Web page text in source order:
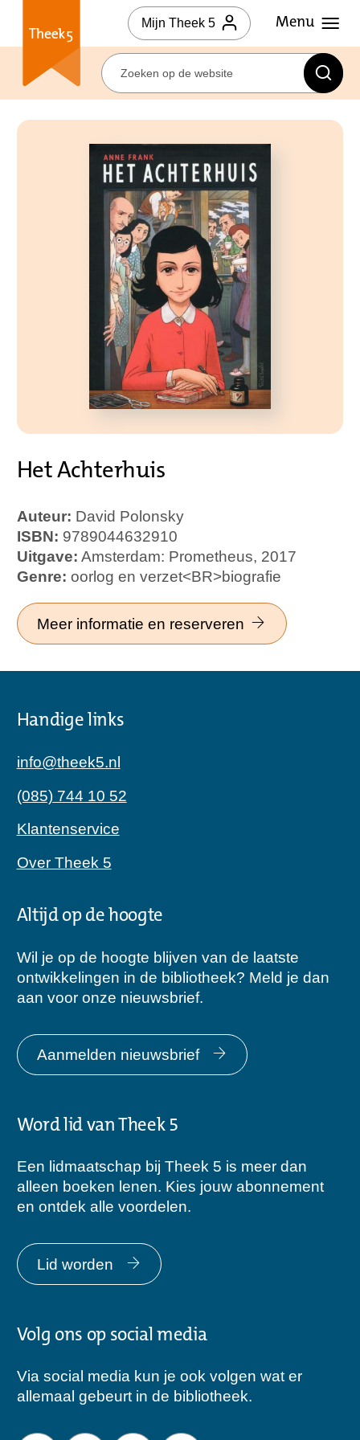
Mijn Theek 5
Het Achterhuis
Auteur: David Polonsky
ISBN: 9789044632910
Uitgave: Amsterdam: Prometheus, 2017
Genre: oorlog en verzet<BR>biografie
Meer informatie en reserveren
Handige links
info@theek5.nl
(085) 744 10 52
Klantenservice
Over Theek 5
Altijd op de hoogte
Wil je op de hoogte blijven van de laatste
ontwikkelingen in de bibliotheek? Meld je dan
aan voor onze nieuwsbrief.
Aanmelden nieuwsbrief
Word lid van Theek 5
Een lidmaatschap bij Theek 5 is meer dan
alleen boeken lenen. Kies jouw abonnement
en ontdek alle voordelen.
Lid worden
Volg ons op social media
Via social media kun je ook volgen wat er
allemaal gebeurt in de bibliotheek.